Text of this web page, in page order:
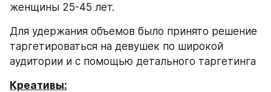
женщины 25-45 лет.
Для удержания объемов было принято решение
таргетироваться на девушек по широкой
аудитории и с помощью детального таргетинга
Креативы: